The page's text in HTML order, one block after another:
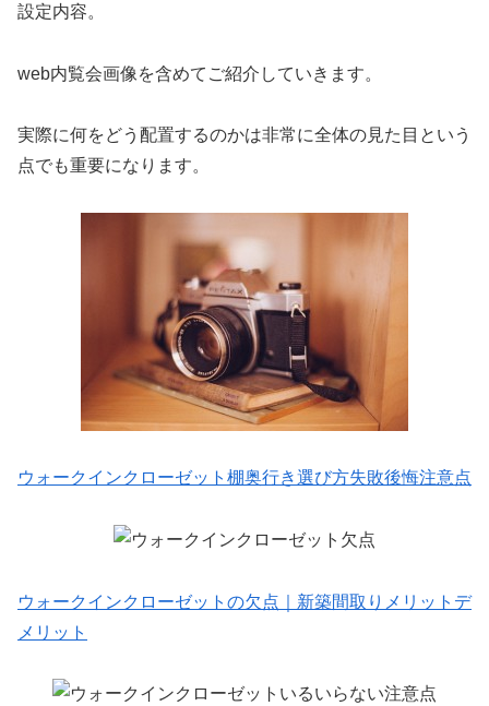
設定内容。
web内覧会画像を含めてご紹介していきます。
実際に何をどう配置するのかは非常に全体の見た目という
点でも重要になります。
ウォークインクローゼット棚奥行き選び方失敗後悔注意点
ウォークインクローゼットの欠点｜新築間取りメリットデ
メリット